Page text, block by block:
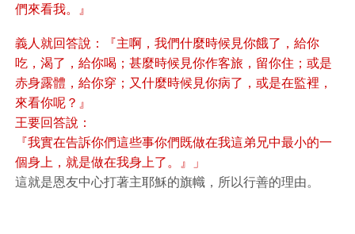
們來看我。』
義人就回答說：『主啊，我們什麼時候見你餓了，給你
吃，渴了，給你喝；甚麼時候見你作客旅，留你住；或是
赤身露體，給你穿；又什麼時候見你病了，或是在監裡，
來看你呢？』
王要回答說：
『我實在告訴你們這些事你們既做在我這弟兄中最小的一
個身上，就是做在我身上了。』」
這就是恩友中心打著主耶穌的旗幟，所以行善的理由。